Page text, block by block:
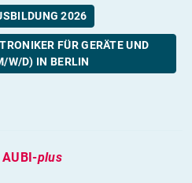
2026
FÜR GERÄTE UND
W/D) IN BERLIN
AUBI-plus